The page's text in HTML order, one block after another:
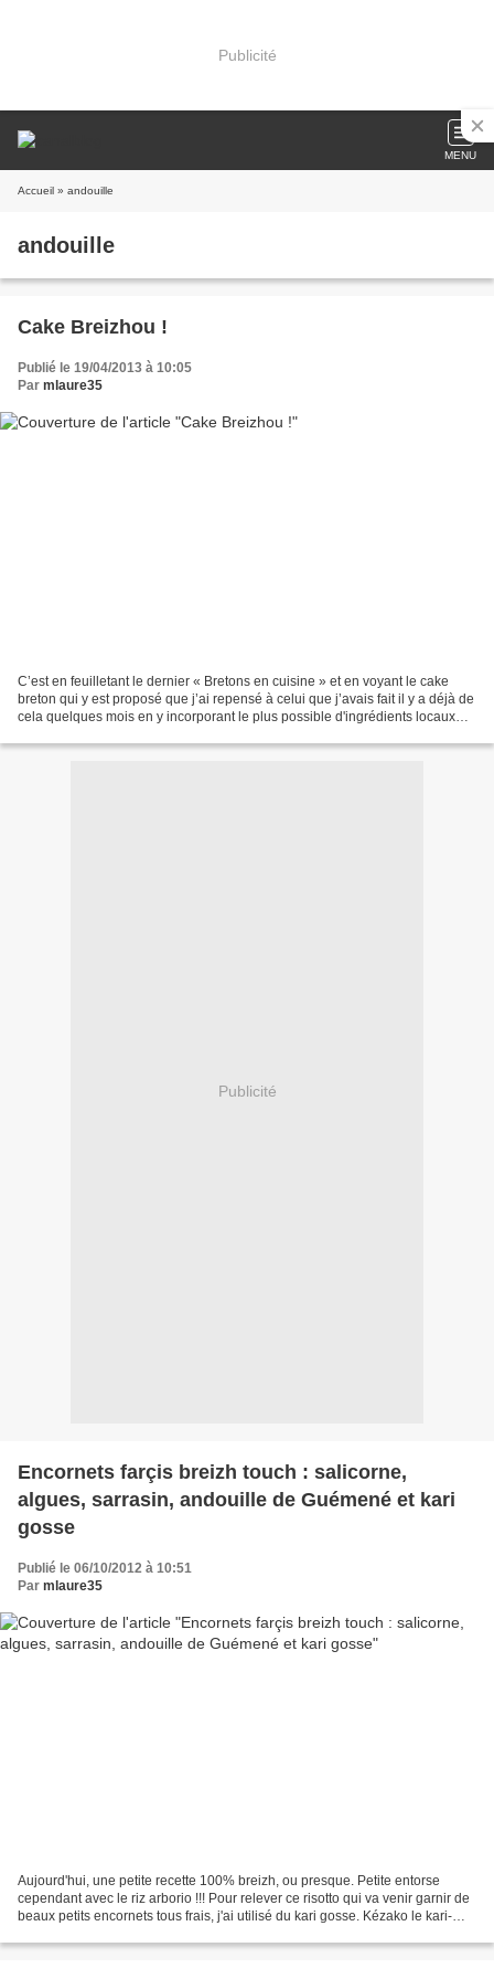
Publicité
MENU
Accueil » andouille
andouille
Cake Breizhou !
Publié le 19/04/2013 à 10:05
Par mlaure35
C’est en feuilletant le dernier « Bretons en cuisine » et en voyant le cake
breton qui y est proposé que j’ai repensé à celui que j’avais fait il y a déjà de
cela quelques mois en y incorporant le plus possible d'ingrédients locaux
Publicité
Encornets farçis breizh touch : salicorne,
algues, sarrasin, andouille de Guémené et kari
gosse
Publié le 06/10/2012 à 10:51
Par mlaure35
Aujourd'hui, une petite recette 100% breizh, ou presque. Petite entorse
cependant avec le riz arborio !!! Pour relever ce risotto qui va venir garnir de
beaux petits encornets tous frais, j'ai utilisé du kari gosse. Kézako le kari-